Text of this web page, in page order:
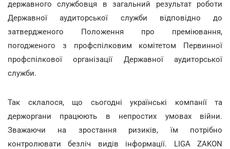
державного службовця в загальний результат роботи
Державної аудиторської служби відповідно до
затвердженого Положення про преміювання,
погодженого з профспілковим комітетом Первинної
профспілкової організації Державної аудиторської
служби.
Так склалося, що сьогодні українські компанії та
держоргани працюють в непростих умовах війни.
Зважаючи на зростання ризиків, їм потрібно
контролювати безліч видів інформації. LIGA ZAKON